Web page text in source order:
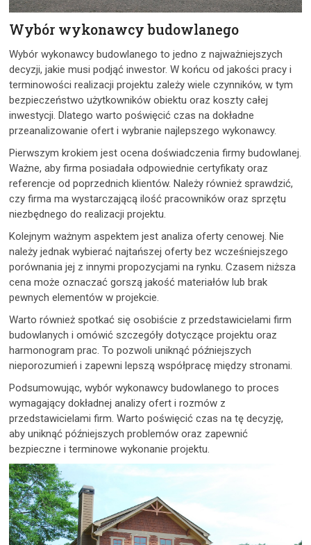
Wybór wykonawcy budowlanego
Wybór wykonawcy budowlanego to jedno z najważniejszych
decyzji, jakie musi podjąć inwestor. W końcu od jakości pracy i
terminowości realizacji projektu zależy wiele czynników, w tym
bezpieczeństwo użytkowników obiektu oraz koszty całej
inwestycji. Dlatego warto poświęcić czas na dokładne
przeanalizowanie ofert i wybranie najlepszego wykonawcy.
Pierwszym krokiem jest ocena doświadczenia firmy budowlanej.
Ważne, aby firma posiadała odpowiednie certyfikaty oraz
referencje od poprzednich klientów. Należy również sprawdzić,
czy firma ma wystarczającą ilość pracowników oraz sprzętu
niezbędnego do realizacji projektu.
Kolejnym ważnym aspektem jest analiza oferty cenowej. Nie
należy jednak wybierać najtańszej oferty bez wcześniejszego
porównania jej z innymi propozycjami na rynku. Czasem niższa
cena może oznaczać gorszą jakość materiałów lub brak
pewnych elementów w projekcie.
Warto również spotkać się osobiście z przedstawicielami firm
budowlanych i omówić szczegóły dotyczące projektu oraz
harmonogram prac. To pozwoli uniknąć późniejszych
nieporozumień i zapewni lepszą współpracę między stronami.
Podsumowując, wybór wykonawcy budowlanego to proces
wymagający dokładnej analizy ofert i rozmów z
przedstawicielami firm. Warto poświęcić czas na tę decyzję,
aby uniknąć późniejszych problemów oraz zapewnić
bezpieczne i terminowe wykonanie projektu.